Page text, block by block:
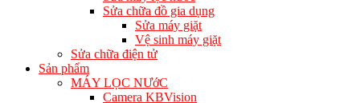
Sửa chữa đồ gia dụng
Sửa máy giặt
Vệ sinh máy giặt
Sửa chữa điện tử
Sản phẩm
MÁY LỌC NƯớC
Camera KBVision